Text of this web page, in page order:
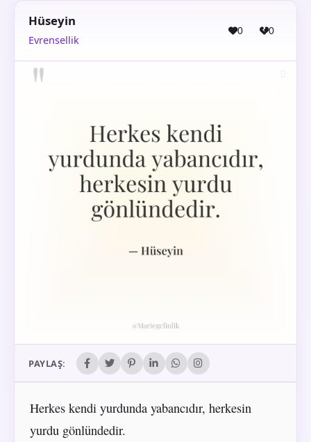
Hüseyin
Evrensellik
0 0
PAYLAŞ:
Herkes kendi yurdunda yabancıdır, herkesin
yurdu gönlündedir.